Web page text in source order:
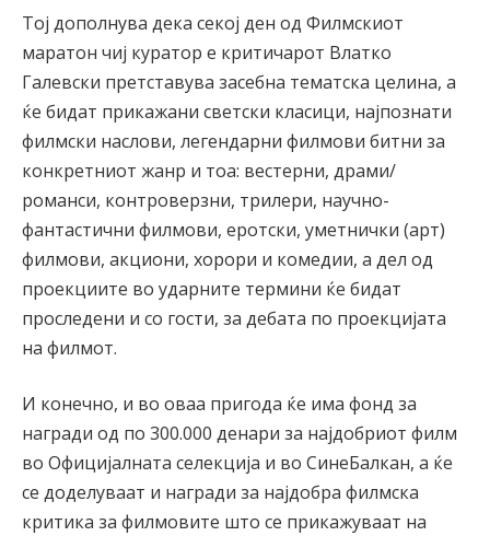
Тој дополнува дека секој ден од Филмскиот
маратон чиј куратор е критичарот Влатко
Галевски претставува засебна тематска целина, а
ќе бидат прикажани светски класици, најпознати
филмски наслови, легендарни филмови битни за
конкретниот жанр и тоа: вестерни, драми/
романси, контроверзни, трилери, научно-
фантастични филмови, еротски, уметнички (арт)
филмови, акциони, хорори и комедии, а дел од
проекциите во ударните термини ќе бидат
проследени и со гости, за дебата по проекцијата
на филмот.
И конечно, и во оваа пригода ќе има фонд за
награди од по 300.000 денари за најдобриот филм
во Официјалната селекција и во СинеБалкан, а ќе
се доделуваат и награди за најдобра филмска
критика за филмовите што се прикажуваат на